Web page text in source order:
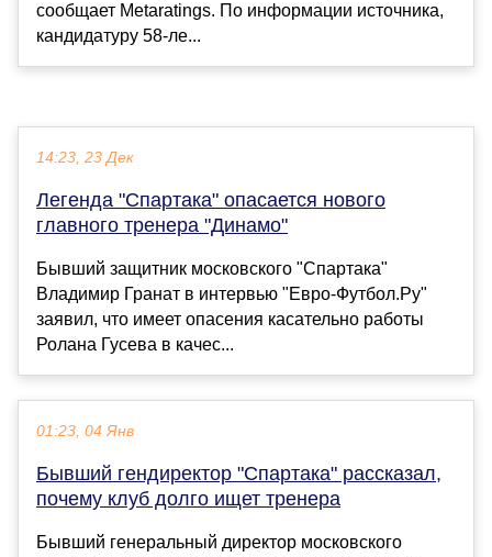
сообщает Metaratings. По информации источника,
кандидатуру 58-ле...
14:23, 23 Дек
Легенда "Спартака" опасается нового
главного тренера "Динамо"
Бывший защитник московского "Спартака"
Владимир Гранат в интервью "Евро-Футбол.Ру"
заявил, что имеет опасения касательно работы
Ролана Гусева в качес...
01:23, 04 Янв
Бывший гендиректор "Спартака" рассказал,
почему клуб долго ищет тренера
Бывший генеральный директор московского